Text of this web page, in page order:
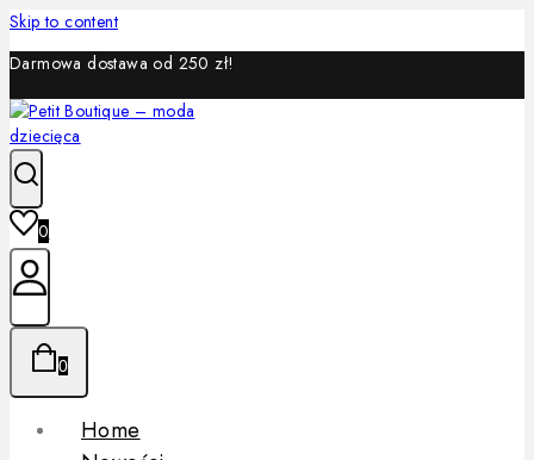
Skip to content
Darmowa dostawa od 250 zł!
0
0
Home